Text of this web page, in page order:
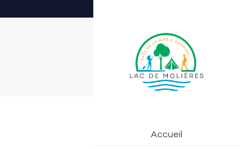
Accueil